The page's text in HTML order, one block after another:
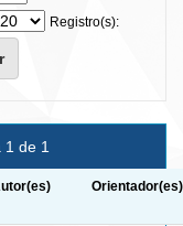
Registro(s):
de 1
Orientador(es)